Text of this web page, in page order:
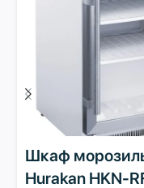
Шкаф
Hurakan HKN-